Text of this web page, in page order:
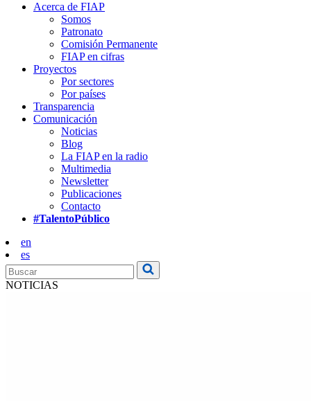
Acerca de FIAP
Somos
Patronato
Comisión Permanente
FIAP en cifras
Proyectos
Por sectores
Por países
Transparencia
Comunicación
Noticias
Blog
La FIAP en la radio
Multimedia
Newsletter
Publicaciones
Contacto
#TalentoPúblico
en
es
NOTICIAS